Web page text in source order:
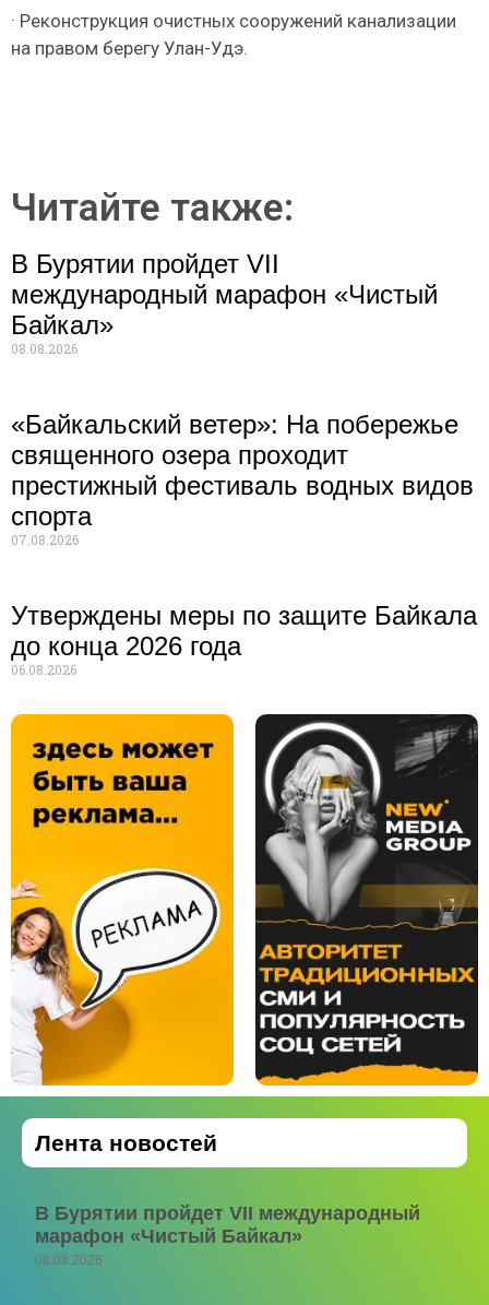
· Реконструкция очистных сооружений канализации
на правом берегу Улан-Удэ.
Читайте также:
В Бурятии пройдет VII
международный марафон «Чистый
Байкал»
08.08.2026
«Байкальский ветер»: На побережье
священного озера проходит
престижный фестиваль водных видов
спорта
07.08.2026
Утверждены меры по защите Байкала
до конца 2026 года
06.08.2026
Лента новостей
В Бурятии пройдет VII международный
марафон «Чистый Байкал»
08.08.2026